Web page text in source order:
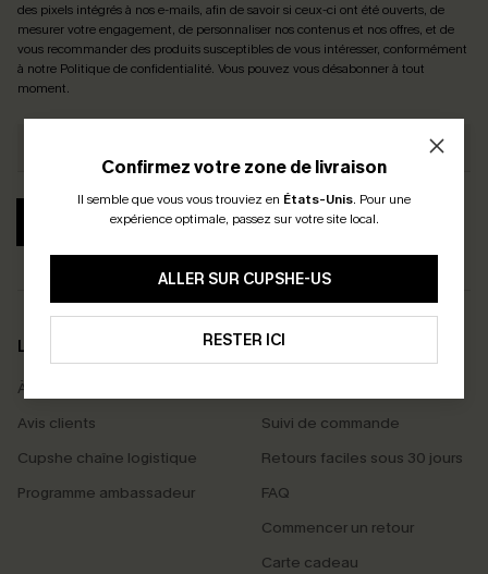
Confirmez votre zone de livraison
Il semble que vous vous trouviez en États-Unis. Pour une
expérience optimale, passez sur votre site local.
ALLER SUR CUPSHE-US
RESTER ICI
des pixels intégrés à nos e-mails, afin de savoir si ceux-ci ont été ouverts, de
mesurer votre engagement, de personnaliser nos contenus et nos offres, et de
vous recommander des produits susceptibles de vous intéresser, conformément
à notre Politique de confidentialité. Vous pouvez vous désabonner à tout
moment.
S'ABONNER
LA MARQUE
À propos de nous
Avis clients
Cupshe chaîne logistique
Programme ambassadeur
SERVICES
Suivi de commande
Retours faciles sous 30 jours
FAQ
Commencer un retour
Carte cadeau